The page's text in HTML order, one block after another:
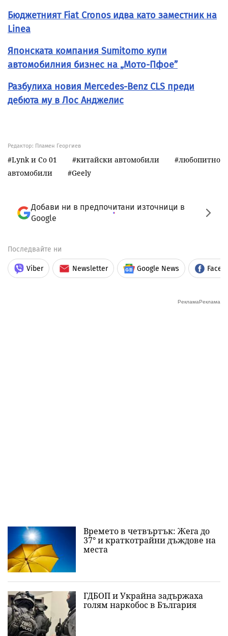
Бюджетният Fiat Cronos идва като заместник на
Linea
Японската компания Sumitomo купи
автомобилния бизнес на „Мото-Пфое”
Разбулиха новия Mercedes-Benz CLS преди
дебюта му в Лос Анджелис
Редактор: Пламен Георгиев
Lynk и Co 01 китайски автомобили
любопитно
автомобили
Geely
Добави ни в предпочитани източници в
Google
Последвайте ни
Viber Newsletter Google News
Времето в четвъртък: Жега до
37° и краткотрайни дъждове на
места
ГДБОП и Украйна задържаха
голям наркобос в България